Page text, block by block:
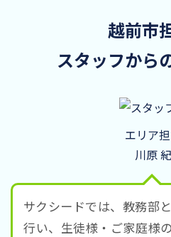
越前市
スタッフから
エリア
川原
サクシードでは、教務部
行い、生徒様・ご家庭様